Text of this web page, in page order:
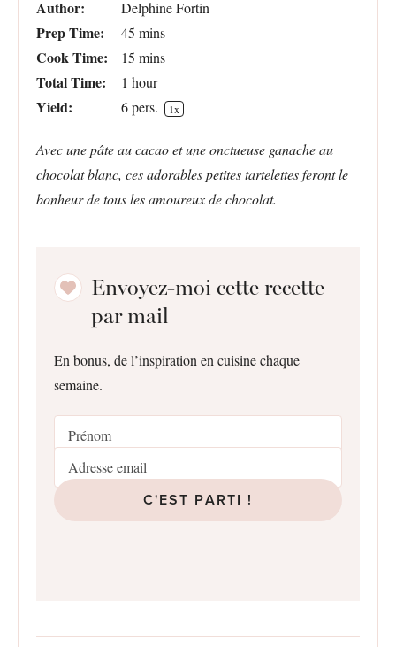
Author: Delphine Fortin
Prep Time: 45 mins
Cook Time: 15 mins
Total Time: 1 hour
Yield: 6pers. 1x
Avec une pâte au cacao et une onctueuse ganache au
chocolat blanc, ces adorables petites tartelettes feront le
bonheur de tous les amoureux de chocolat.
Envoyez-moi cette recette
par mail
En bonus, de l’inspiration en cuisine chaque
semaine.
C'EST PARTI !